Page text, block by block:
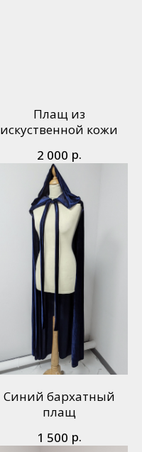
Плащ из
искуственной кожи
2 000 р.
Синий бархатный
плащ
1 500 р.